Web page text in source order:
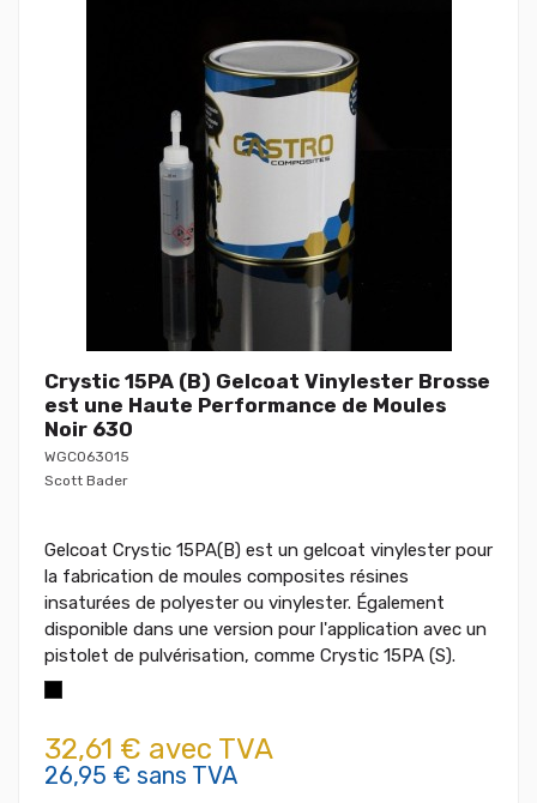
Crystic 15PA (B) Gelcoat Vinylester Brosse
est une Haute Performance de Moules
Noir 630
WGC063015
Scott Bader
Gelcoat Crystic 15PA(B) est un gelcoat vinylester pour
la fabrication de moules composites résines
insaturées de polyester ou vinylester. Également
disponible dans une version pour l'application avec un
pistolet de pulvérisation, comme Crystic 15PA (S).
32,61 € avec TVA
26,95 € sans TVA